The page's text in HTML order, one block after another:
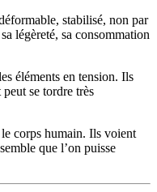
stabilisé, non par
légèreté, sa consommation
éléments en tension. Ils
se tordre très
corps humain. Ils voient
que l’on puisse